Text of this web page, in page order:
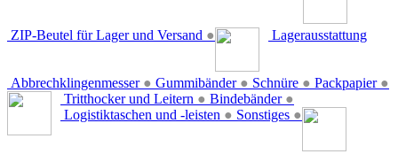
ZIP-Beutel für Lager und Versand ●
Abbrechklingenmesser ● Gummibänder ● Schnüre ● Packpapier ●
Lagerausstattung
Tritthocker und Leitern ● Bindebänder ●
Logistiktaschen und -leisten ● Sonstiges ●